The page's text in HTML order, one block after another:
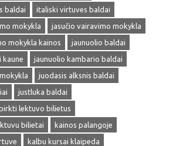
baldai
italiski virtuves baldai
mokykla
jasučio vairavimo mokykla
mokykla kainos
jaunuolio baldai
kaune
jaunuolio kambario baldai
juodasis alksnis baldai
justluka baldai
lektuvo bilietus
bilietai
kainos palangoje
kalbu kursai klaipeda